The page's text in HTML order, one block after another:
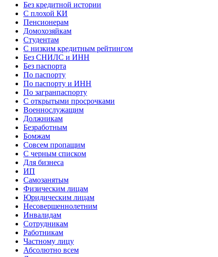
Без кредитной истории
С плохой КИ
Пенсионерам
Домохозяйкам
Студентам
С низким кредитным рейтингом
Без СНИЛС и ИНН
Без паспорта
По паспорту
По паспорту и ИНН
По загранпаспорту
С открытыми просрочками
Военнослужащим
Должникам
Безработным
Бомжам
Совсем пропащим
С черным списком
Для бизнеса
ИП
Самозанятым
Физическим лицам
Юридическим лицам
Несовершеннолетним
Инвалидам
Сотрудникам
Работникам
Частному лицу
Абсолютно всем